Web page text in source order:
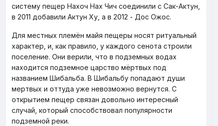
систему пещер Нахоч Нах Чич соединили с Сак-Актун,
в 2011 добавили Актун Ху, а в 2012 - Дос Ожос.
Для местных племён майя пещеры носят ритуальный
характер, и, как правило, у каждого сенота строили
поселение. Они верили, что в подземных водах
находится подземное царство мёртвых под
названием Шибальба. В Шибальбу попадают души
мертвых и оттуда уже невозможно вернутся. С
открытием пещер связан довольно интересный
случай, который способствовал популярности
подземной реки.